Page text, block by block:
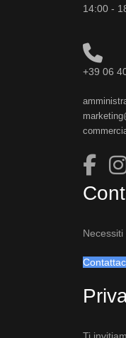
14:00 -
+39 06